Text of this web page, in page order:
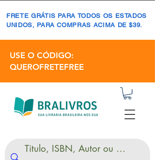
FRETE GRÁTIS PARA TODOS OS ESTADOS
UNIDOS, PARA COMPRAS ACIMA DE $39.
USE O CÓDIGO:
QUEROFRETEFREE